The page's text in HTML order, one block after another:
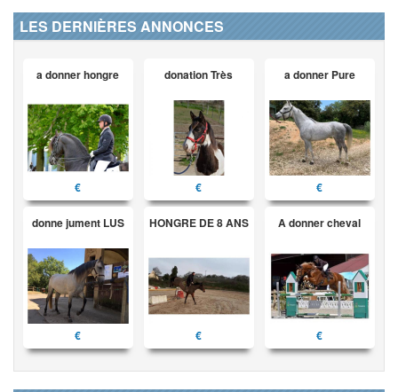
LES DERNIÈRES ANNONCES
a donner hongre
€
donation Très
€
a donner Pure
€
donne jument LUS
€
HONGRE DE 8 ANS
€
A donner cheval
€